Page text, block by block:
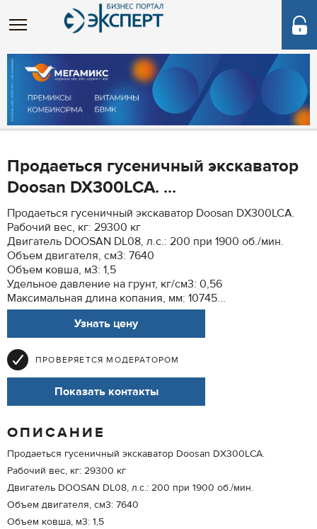
Продаеться гусеничный экскаватор
Doosan DX300LCA. ...
Продаеться гусеничный экскаватор Doosan DX300LCA.
Рабочий вес, кг: 29300 кг
Двигатель DOOSAN DL08, л.с.: 200 при 1900 об./мин.
Объем двигателя, см3: 7640
Объем ковша, м3: 1,5
Удельное давление на грунт, кг/см3: 0,56
Максимальная длина копания, мм: 10745...
Узнать цену
ПРОВЕРЯЕТСЯ МОДЕРАТОРОМ
Показать контакты
ОПИСАНИЕ
Продаеться гусеничный экскаватор Doosan DX300LCA.
Рабочий вес, кг: 29300 кг
Двигатель DOOSAN DL08, л.с.: 200 при 1900 об./мин.
Объем двигателя, см3: 7640
Объем ковша, м3: 1,5